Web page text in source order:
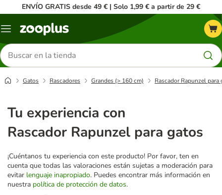
ENVÍO GRATIS desde 49 € | Solo 1,99 € a partir de 29 €
Menú
Buscar
productos
Gatos Rascadores Grandes (> 160 cm) Rascador Rapunzel para
Tu experiencia con
Rascador Rapunzel para gatos
¡Cuéntanos tu experiencia con este producto! Por favor, ten en
cuenta que todas las valoraciones están sujetas a moderación para
evitar lenguaje inapropiado. Puedes encontrar más información en
nuestra política de protección de datos.